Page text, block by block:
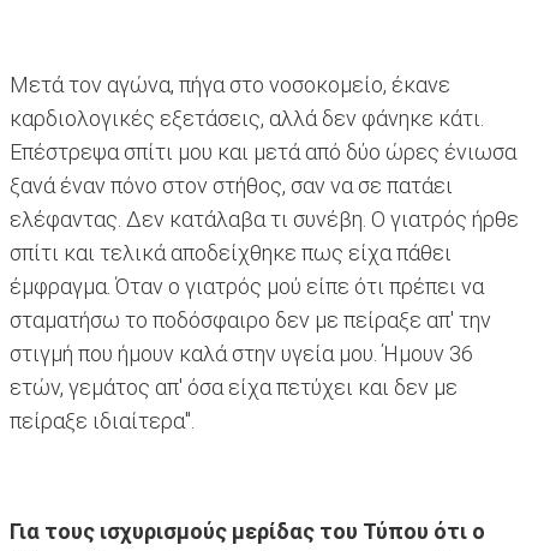
Μετά τον αγώνα, πήγα στο νοσοκομείο, έκανε
καρδιολογικές εξετάσεις, αλλά δεν φάνηκε κάτι.
Επέστρεψα σπίτι μου και μετά από δύο ώρες ένιωσα
ξανά έναν πόνο στον στήθος, σαν να σε πατάει
ελέφαντας. Δεν κατάλαβα τι συνέβη. Ο γιατρός ήρθε
σπίτι και τελικά αποδείχθηκε πως είχα πάθει
έμφραγμα. Όταν ο γιατρός μού είπε ότι πρέπει να
σταματήσω το ποδόσφαιρο δεν με πείραξε απ' την
στιγμή που ήμουν καλά στην υγεία μου. Ήμουν 36
ετών, γεμάτος απ' όσα είχα πετύχει και δεν με
πείραξε ιδιαίτερα".
Για τους ισχυρισμούς μερίδας του Τύπου ότι ο